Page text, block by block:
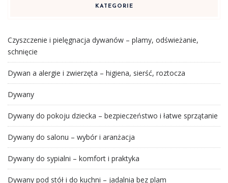
KATEGORIE
Czyszczenie i pielęgnacja dywanów – plamy, odświeżanie,
schnięcie
Dywan a alergie i zwierzęta – higiena, sierść, roztocza
Dywany
Dywany do pokoju dziecka – bezpieczeństwo i łatwe sprzątanie
Dywany do salonu – wybór i aranżacja
Dywany do sypialni – komfort i praktyka
Dywany pod stół i do kuchni – jadalnia bez plam